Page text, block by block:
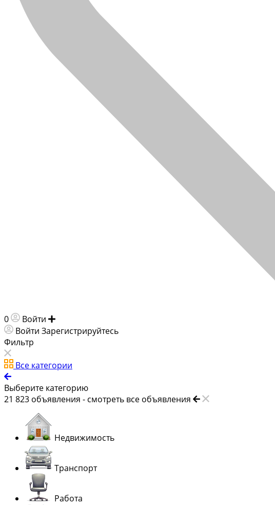
0 Войти
Войти Зарегистрируйтесь
Фильтр
Все категории
Выберите категорию
21 823 объявления - смотреть все объявления
Недвижимость
Транспорт
Работа